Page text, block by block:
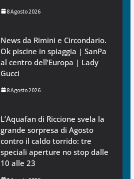
8 Agosto 2026
News da Rimini e Circondario.
Ok piscine in spiaggia | SanPa
al centro dell’Europa | Lady
Gucci
8 Agosto 2026
L’Aquafan di Riccione svela la
grande sorpresa di Agosto
contro il caldo torrido: tre
speciali aperture no stop dalle
10 alle 23